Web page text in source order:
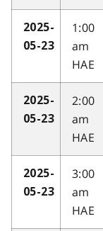
2025-
05-23
1:00
am
HAE
2025-
05-23
2:00
am
HAE
2025-
05-23
3:00
am
HAE